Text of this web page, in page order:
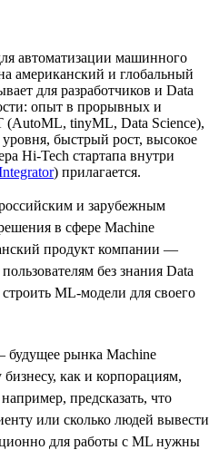
автоматизации машинного
американский и глобальный
для разработчиков и Data
опыт в прорывных и
(AutoML, tinyML, Data Science),
быстрый рост, высокое
Hi-Tech стартапа внутри
) прилагается.
и зарубежным
в сфере Machine
продукт компании —
без знания Data
ML-модели для своего
рынка Machine
как и корпорациям,
предсказать, что
или сколько людей вывести
для работы с ML нужны